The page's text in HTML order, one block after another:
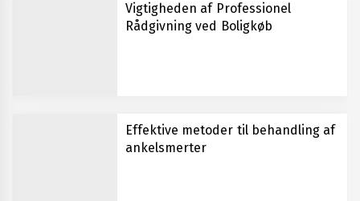
Vigtigheden af Professionel
Rådgivning ved Boligkøb
Effektive metoder til behandling af
ankelsmerter